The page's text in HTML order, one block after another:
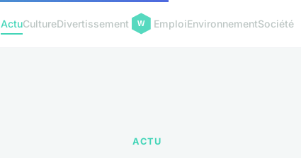
ActuCultureDivertissement EmploiEnvironnementSociété
ACTU